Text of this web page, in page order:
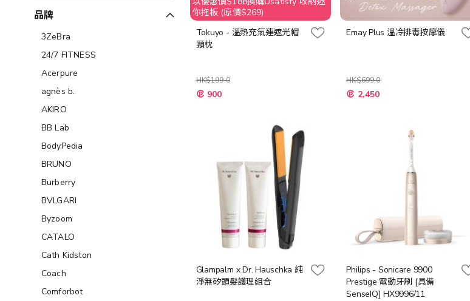
你拖板 (原價$269)
Tokuyo - 溫熱充氣連遮光帽
頸枕
HK$199.0
特
殊 900
Emay Plus 溫冷排毒按摩儀
HK$699.0
2,450
Glampalm x Dr. Hauschka 純
淨無矽頭髮護理組合
Philips - Sonicare 9900
Prestige 電動牙刷 [具備
SenseIQ] HX9996/11
品牌
3ZeBra
24/7 FITNESS
Acerpure
agnès b.
AKIRO
BB Lab
BodyPedia
BRUNO
Burberry
BVLGARI
Byzoom
CATALO
Cath Kidston
Coach
Comforbot